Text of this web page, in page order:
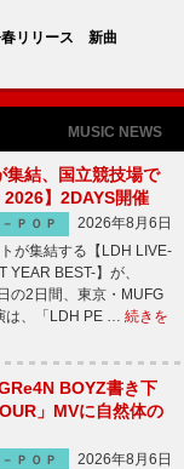
春リリース 新曲
MUSIC NEWS
集結、国立競技場で
2026】2DAYS開催
－ＰＯＰ
2026年8月6日
が集結する【LDH LIVE-
YEAR BEST-】が、
の2日間、東京・MUFG
は、「LDH PE … 続きを
BOYZ書き下
」MVに自然体の
－ＰＯＰ
2026年8月6日